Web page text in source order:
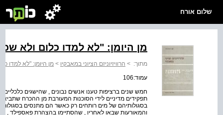
שלום אורח
מן היומן: "לא למדו כלום ולא
מתוך: > הרוויזיוניזם הציוני במאבקיו > מן היומן: "לא למדו
עמוד:106
חמש שנים ברציפות טענו אנשים נבונים , שהישגים כלכליים
תפקידים מדיניים לידי הסוכנות המעורבת מן ההכרח שתביא
בסגולותיהם של מים רותחים רק כאשר הם מתנסים